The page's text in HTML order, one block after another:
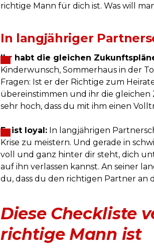
richtige Mann für dich ist. Was will
In langjähriger
Ihr habt die gleichen
Kinderwunsch, Sommerhaus in der
Fragen: Ist er der Richtige zum
übereinstimmen und ihr die gleichen
sehr hoch, dass du mit ihm einen
Er ist loyal: In langjährigen
Krise zu meistern. Und gerade in
voll und ganz hinter dir steht, dich
auf ihn verlassen kannst. An seiner
du, dass du den richtigen Partner an
Diese Checkliste
richtige Mann ist